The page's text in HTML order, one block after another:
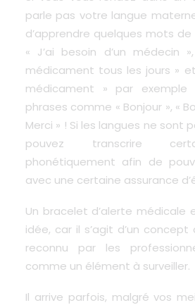
parle pas votre langue
d’apprendre quelques mots
« J’ai besoin d’un médecin
médicament tous les jours »
médicament » par
phrases comme « Bonjour », «
Merci » ! Si les langues ne sont
pouvez transcrire
phonétiquement afin de
avec une certaine assurance
Un bracelet d’alerte médicale
idée, car il s’agit d’un
reconnu par les
comme un élément à surveiller.
Il arrive parfois, malgré vos